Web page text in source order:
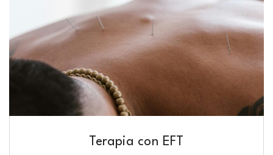
Terapia con EFT